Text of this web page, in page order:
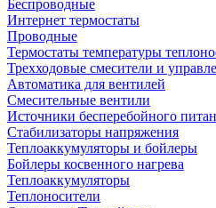
Беспроводные
Интернет термостаты
Проводные
Термостаты температуры
Трехходовые смесители и
Автоматика для вентилей
Смесительные вентили
Источники бесперебойного
Стабилизаторы напряжения
Теплоаккумуляторы и бойлеры
Бойлеры косвенного нагрева
Теплоаккумуляторы
Теплоносители